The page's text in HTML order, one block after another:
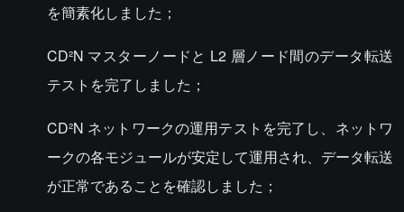
を簡素化しました；
CD²N マスターノードと L2 層ノード間のデータ転送
テストを完了しました；
CD²N ネットワークの運用テストを完了し、ネットワ
ークの各モジュールが安定して運用され、データ転送
が正常であることを確認しました；